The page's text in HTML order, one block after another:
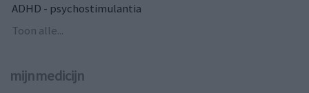
ADHD - psychostimulantia
Toon alle...
mijnmedicijn